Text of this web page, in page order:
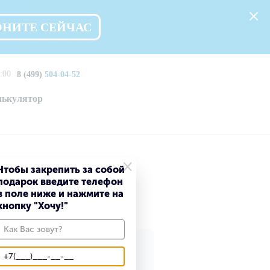
СЕЙЧАС
8 (499) 504-04-52
×
закрепить за собой
введите телефон
поле ниже и нажмите на
"Хочу!"